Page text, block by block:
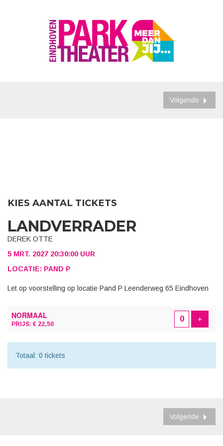
Volgende
KIES AANTAL TICKETS
LANDVERRADER
DEREK OTTE
5 MRT. 2027 20:30:00 UUR
LOCATIE: PAND P
Let op voorstelling op locatie Pand P Leenderweg 65 Eindhoven
NORMAAL
PRIJS: € 22,50
+
Totaal: 0 tickets
Volgende